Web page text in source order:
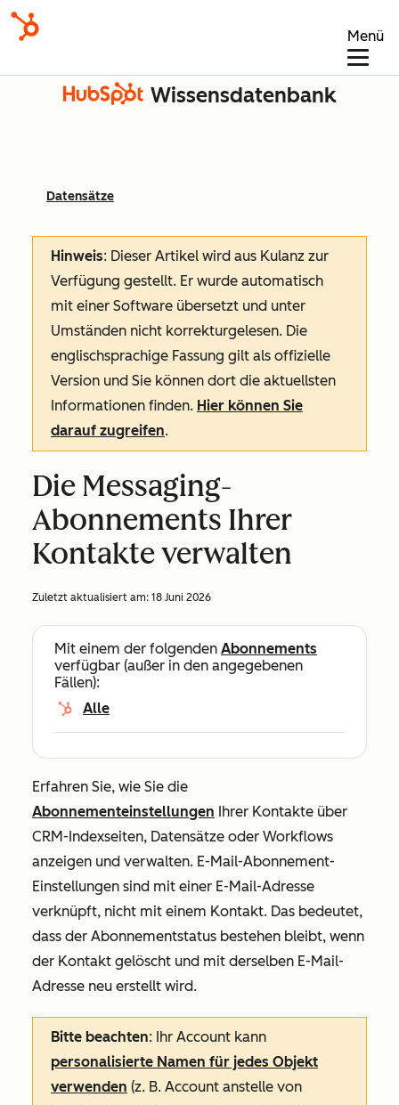
Menü
Wissensdatenbank
Datensätze
Hinweis: Dieser Artikel wird aus Kulanz zur
Verfügung gestellt. Er wurde automatisch
mit einer Software übersetzt und unter
Umständen nicht korrekturgelesen. Die
englischsprachige Fassung gilt als offizielle
Version und Sie können dort die aktuellsten
Informationen finden. Hier können Sie
darauf zugreifen.
Die Messaging-
Abonnements Ihrer
Kontakte verwalten
Zuletzt aktualisiert am: 18 Juni 2026
Mit einem der folgenden Abonnements
verfügbar (außer in den angegebenen
Fällen):
Alle
Erfahren Sie, wie Sie die
Abonnementeinstellungen Ihrer Kontakte über
CRM-Indexseiten, Datensätze oder Workflows
anzeigen und verwalten. E-Mail-Abonnement-
Einstellungen sind mit einer E-Mail-Adresse
verknüpft, nicht mit einem Kontakt. Das bedeutet,
dass der Abonnementstatus bestehen bleibt, wenn
der Kontakt gelöscht und mit derselben E-Mail-
Adresse neu erstellt wird.
Bitte beachten: Ihr Account kann
personalisierte Namen für jedes Objekt
verwenden (z. B. Account anstelle von